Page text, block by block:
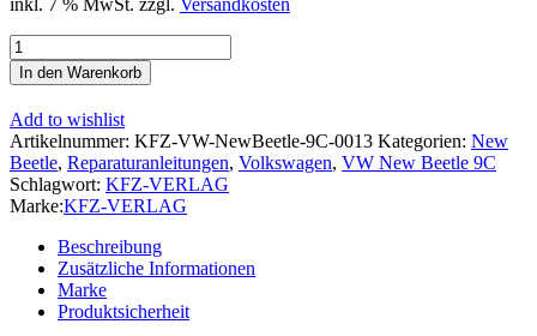
inkl. 7 % MwSt. zzgl. Versandkosten
VW
New
Beetle
9C
(97-
10)
6
Gang
Automatikgetriebe
Reparaturanleitung
Menge
In den Warenkorb
Add to wishlist
Artikelnummer: KFZ-VW-NewBeetle-9C-0013 Kategorien: New
Beetle, Reparaturanleitungen, Volkswagen, VW New Beetle 9C
Schlagwort: KFZ-VERLAG
Marke:KFZ-VERLAG
Beschreibung
Zusätzliche Informationen
Marke
Produktsicherheit